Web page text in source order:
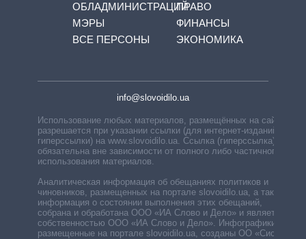
ОБЛАДМИНИСТРАЦИЙ
МЭРЫ
ВСЕ ПЕРСОНЫ
ПРАВО
ФИНАНСЫ
ЭКОНОМИКА
info@slovoidilo.ua
Использование любых материалов, размещённых на сайте,
разрешается при указании ссылки (для интернет-изданий —
гиперссылки) на www.slovoidilo.ua. Ссылка (гиперссылка)
обязательна вне зависимости от полного либо частичного
использования материалов.
Аналитическая информация об обещаниях политиков и
чиновников, размещенных на портале slovoidilo.ua, а также
информация о состоянии выполнения этих обещаний,
собрана и обработана ООО «ИА Слово и Дело» и является
собственностью ООО «ИА Слово и Дело». Инфографики,
размещенные на портале slovoidilo.ua, созданы ОО «Система